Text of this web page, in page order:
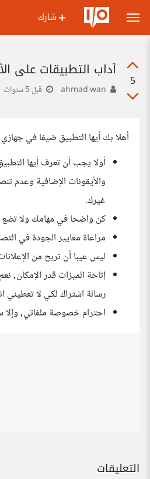
شارك
5
آداب التطبيقات على
قبل 5 سنوات
أهلا بك أيها التطبيق ضيفا في
أولا يجب أن تعرف أيها
والأيقونات الإضافية وعدم
غيرك.
كن واضحا في مهامك ولا
مراعاة معايير الجودة في
ليس عيبا أن تربح من
إتاحة الميزات قدر
رسالة اشتراك لكي لا
احترام خصوصة ملفاتي,
التعليقات